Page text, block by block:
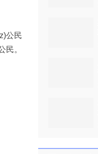
公民
民。